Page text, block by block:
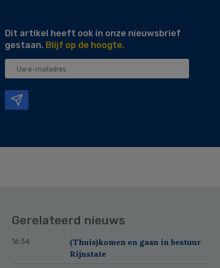
Dit artikel heeft ook in onze nieuwsbrief
gestaan. Blijf op de hoogte.
Uw
Gerelateerd nieuws
16:34
(Thuis)komen en gaan in bestuur
Rijnstate